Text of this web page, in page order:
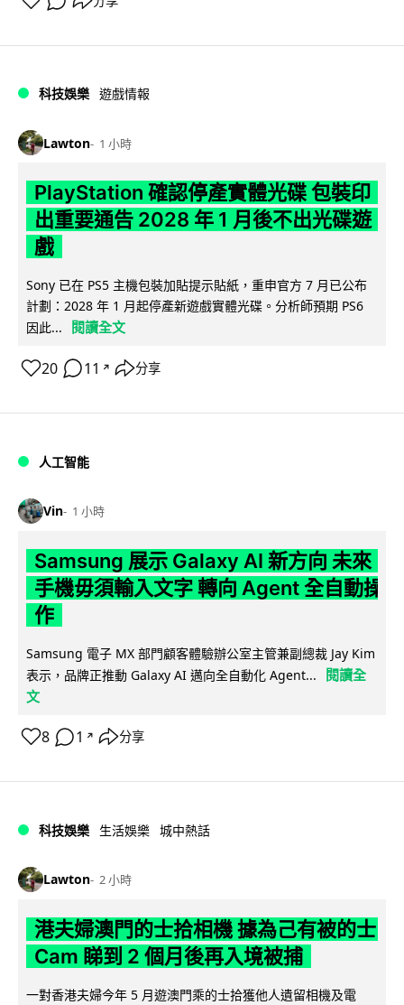
科技娛樂 遊戲情報
Lawton 1 小時
PlayStation 確認停產實體光碟 包裝印
出重要通告 2028 年 1 月後不出光碟遊
戲
Sony 已在 PS5 主機包裝加貼提示貼紙，重申官方 7 月已公布
計劃：2028 年 1 月起停產新遊戲實體光碟。分析師預期 PS6
因此...
閱讀全文
20 11 ↗ 分享
人工智能
Vin 1 小時
Samsung 展示 Galaxy AI 新方向 未來
手機毋須輸入文字 轉向 Agent 全自動操
作
Samsung 電子 MX 部門顧客體驗辦公室主管兼副總裁 Jay Kim
表示，品牌正推動 Galaxy AI 邁向全自動化 Agent...
閱讀全
文
8 1 ↗ 分享
科技娛樂 生活娛樂 城中熱話
Lawton 2 小時
港夫婦澳門的士拾相機 據為己有被的士
Cam 睇到 2 個月後再入境被捕
一對香港夫婦今年 5 月遊澳門乘的士拾獲他人遺留相機及電